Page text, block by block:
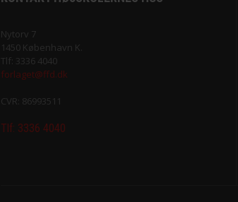
Nytorv 7
1450 København K.
Tlf: 3336 4040
forlaget@ffd.dk
CVR: 86993511
Tlf: 3336 4040